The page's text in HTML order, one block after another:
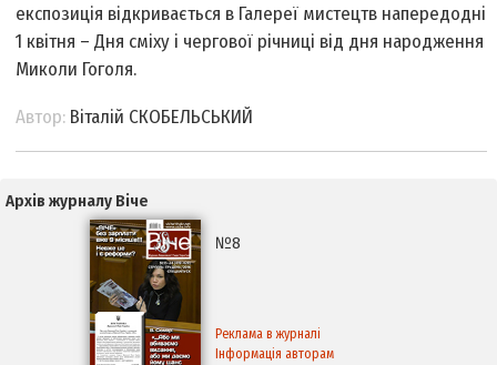
експозиція відкривається в Галереї мистецтв напередодні
1 квітня – Дня сміху і чергової річниці від дня народження
Миколи Гоголя.
Автор: Віталій СКОБЕЛЬСЬКИЙ
Архів журналу Віче
№8
Реклама в журналі
Інформація авторам